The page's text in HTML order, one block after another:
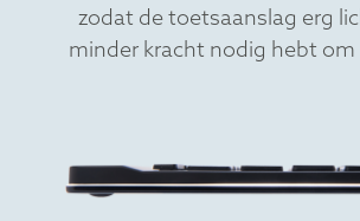
zodat de toetsaanslag erg
minder kracht nodig hebt